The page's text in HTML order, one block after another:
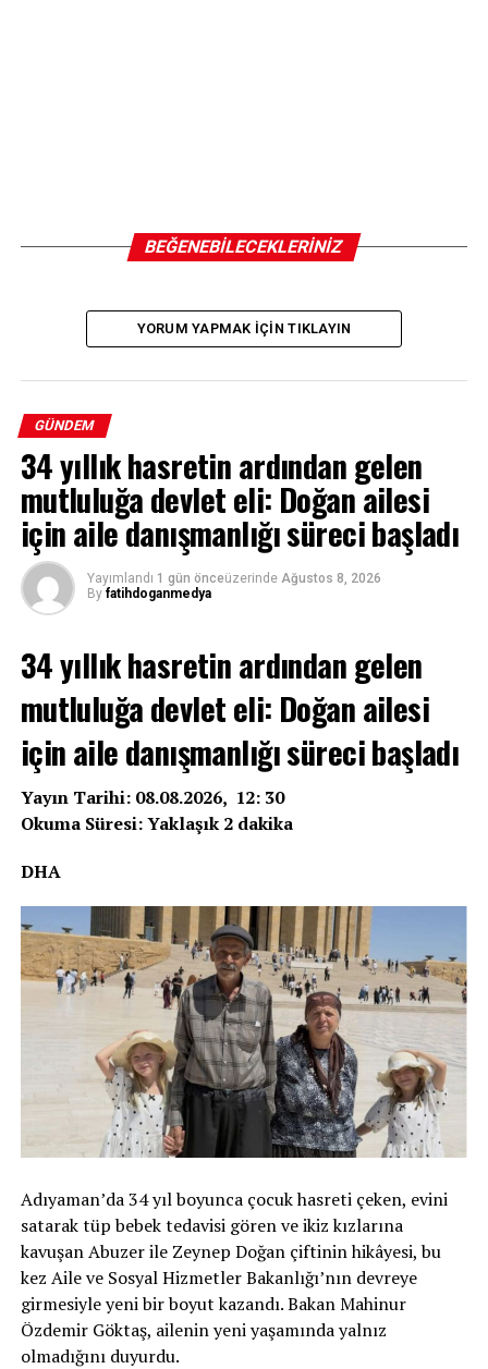
BEĞENEBILECEKLERINIZ
YORUM YAPMAK IÇIN TIKLAYIN
GÜNDEM
34 yıllık hasretin ardından gelen
mutluluğa devlet eli: Doğan ailesi
için aile danışmanlığı süreci başladı
Yayımlandı 1 gün önceüzerinde Ağustos 8, 2026
By fatihdoganmedya
34 yıllık hasretin ardından gelen
mutluluğa devlet eli: Doğan ailesi
için aile danışmanlığı süreci başladı
Yayın Tarihi: 08.08.2026, 12: 30
Okuma Süresi: Yaklaşık 2 dakika
DHA
Adıyaman’da 34 yıl boyunca çocuk hasreti çeken, evini
satarak tüp bebek tedavisi gören ve ikiz kızlarına
kavuşan Abuzer ile Zeynep Doğan çiftinin hikâyesi, bu
kez Aile ve Sosyal Hizmetler Bakanlığı’nın devreye
girmesiyle yeni bir boyut kazandı. Bakan Mahinur
Özdemir Göktaş, ailenin yeni yaşamında yalnız
olmadığını duyurdu.